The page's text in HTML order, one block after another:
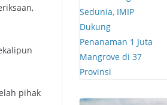
pihak